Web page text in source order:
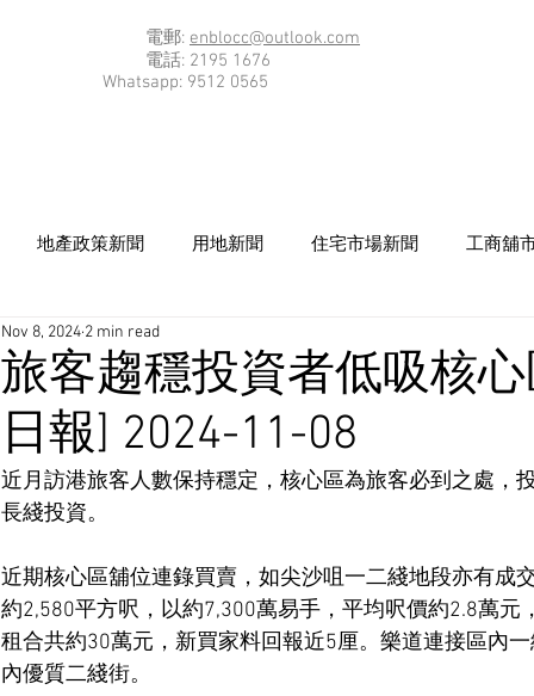
電郵: enblocc@outlook.com
電話: 2195 1676
Whatsapp: 9512 0565
地產政策新聞 用地新聞 住宅市場新聞 工商舖
旅客趨穩投資者低吸核
日報] 2024-11-08
Nov 8, 2024 2 min read
近月訪港旅客人數保持穩定，核心區為旅客必到之處，
長綫投資。
近期核心區舖位連錄買賣，如尖沙咀一二綫地段亦有成
約2,580平方呎，以約7,300萬易手，平均呎價約2.8萬元
租合共約30萬元，新買家料回報近5厘。樂道連接區內
內優質二綫街。